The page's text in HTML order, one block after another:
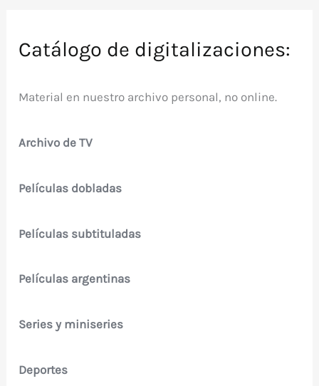
Catálogo de digitalizaciones:
Material en nuestro archivo personal, no online.
Archivo de TV
Películas dobladas
Películas subtituladas
Películas argentinas
Series y miniseries
Deportes